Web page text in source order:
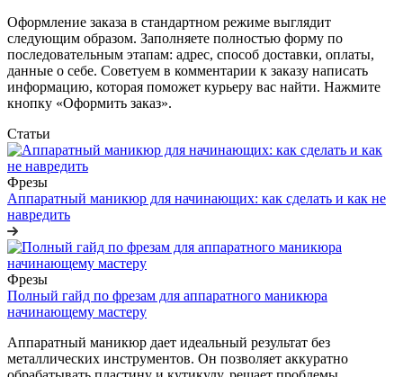
Оформление заказа в стандартном режиме выглядит
следующим образом. Заполняете полностью форму по
последовательным этапам: адрес, способ доставки, оплаты,
данные о себе. Советуем в комментарии к заказу написать
информацию, которая поможет курьеру вас найти. Нажмите
кнопку «Оформить заказ».
Статьи
Фрезы
Аппаратный маникюр для начинающих: как сделать и как не
навредить
Фрезы
Полный гайд по фрезам для аппаратного маникюра
начинающему мастеру
Аппаратный маникюр дает идеальный результат без
металлических инструментов. Он позволяет аккуратно